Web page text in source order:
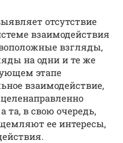
отсутствие
взаимодействия
взгляды,
на одни и те же
этапе
взаимодействие,
та, в свою очередь,
ее интересы,